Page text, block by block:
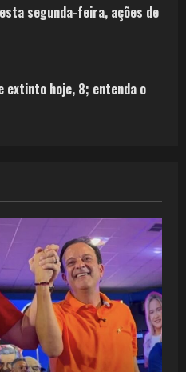
segunda-feira, ações de
extinto hoje, 8; entenda o